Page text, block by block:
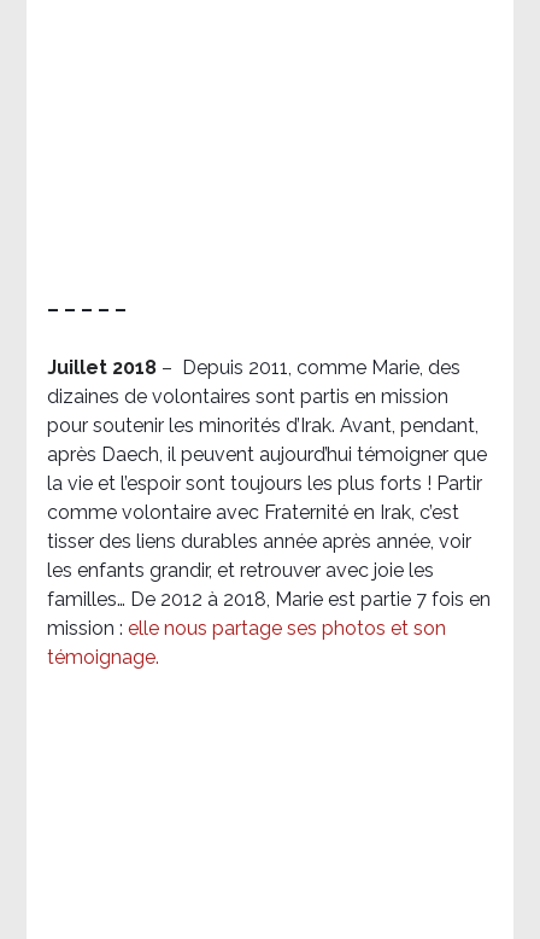
– – – – –
Juillet 2018 –
Depuis 2011, comme Marie, des
dizaines de volontaires sont partis en mission
pour soutenir les minorités d’Irak. Avant, pendant,
après Daech, il peuvent aujourd’hui témoigner que
la vie et l’espoir sont toujours les plus forts ! Partir
comme volontaire avec Fraternité en Irak, c’est
tisser des liens durables année après année, voir
les enfants grandir, et retrouver avec joie les
familles… De 2012 à 2018, Marie est partie 7 fois en
mission : elle nous partage ses photos et son
témoignage.